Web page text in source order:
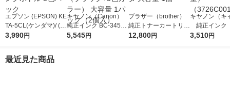
エプソン (EPSON) KE
TA-5CL(ケンダマ)/ (タ
ケトンボ) 純正インク
3,990円
キヤノン（Canon）
純正インク BC-345XL
+BC-346XL （ブラッ
5,545円
ブラザー（brother）
純正トナーカートリッ
ジ TN299XLM マゼン
12,800円
キヤノン（キ
純正イン
1XL 3色一体
3,510円
最近見た商品